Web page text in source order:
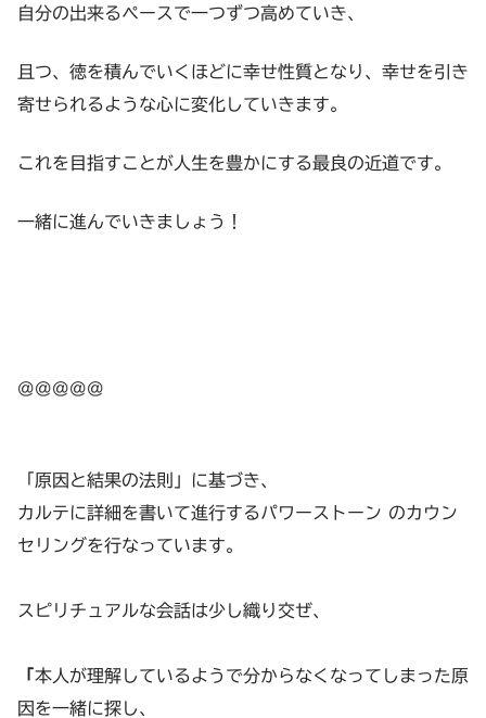
自分の出来るペースで一つずつ高めていき、
且つ、徳を積んでいくほどに幸せ性質となり、幸せを引き
寄せられるような心に変化していきます。
これを目指すことが人生を豊かにする最良の近道です。
一緒に進んでいきましょう！
@@@@@
「原因と結果の法則」に基づき、
カルテに詳細を書いて進行するパワーストーン のカウン
セリングを行なっています。
スピリチュアルな会話は少し織り交ぜ、
「本人が理解しているようで分からなくなってしまった原
因を一緒に探し、